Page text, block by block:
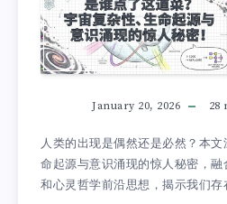
January 20, 2026 28
人类的出现是偶然还是必然？本
命起源与意识涌现的惊人秘密，
和心灵哲学前沿思想，揭示我们存